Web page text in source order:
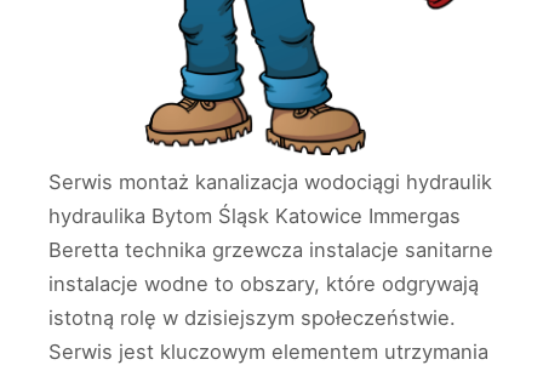
Serwis montaż kanalizacja wodociągi hydraulik
hydraulika Bytom Śląsk Katowice Immergas
Beretta technika grzewcza instalacje sanitarne
instalacje wodne to obszary, które odgrywają
istotną rolę w dzisiejszym społeczeństwie.
Serwis jest kluczowym elementem utrzymania